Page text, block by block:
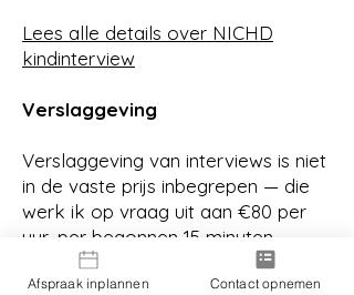
Lees alle details over NICHD
kindinterview
Verslaggeving
Verslaggeving van interviews is niet
in de vaste prijs inbegrepen — die
werk ik op vraag uit aan €80 per
uur, per begonnen 15 minuten.
Voor B2B-afnemers met meerdere
casussen werk ik met urenbundels.
Afspraak inplannen Contact opnemen